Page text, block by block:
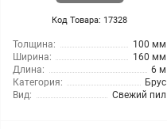
Код Товара: 17328
Толщина:
100 мм
Ширина:
160 мм
Длина:
6 м
Категория:
Брус
Вид:
Свежий пил